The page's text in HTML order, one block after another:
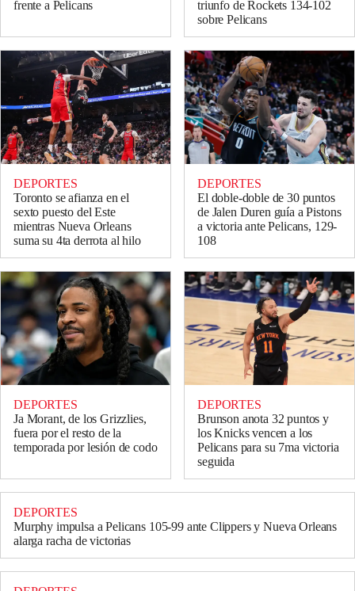
frente a Pelicans
triunfo de Rockets 134-102
sobre Pelicans
DEPORTES
Toronto se afianza en el
sexto puesto del Este
mientras Nueva Orleans
suma su 4ta derrota al hilo
DEPORTES
El doble-doble de 30 puntos
de Jalen Duren guía a Pistons
a victoria ante Pelicans, 129-
108
DEPORTES
Ja Morant, de los Grizzlies,
fuera por el resto de la
temporada por lesión de codo
DEPORTES
Brunson anota 32 puntos y
los Knicks vencen a los
Pelicans para su 7ma victoria
seguida
DEPORTES
Murphy impulsa a Pelicans 105-99 ante Clippers y Nueva Orleans
alarga racha de victorias